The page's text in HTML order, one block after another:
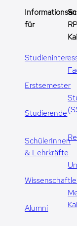
für
Erstsemester
Studierende
SchülerInnen
& Lehrkräfte
Alumni